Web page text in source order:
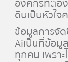
ดินเป็นหัวใจ
ข้อมูลการจัด
Aiเป็นที่ข้อมู
ทุกคน เพรา